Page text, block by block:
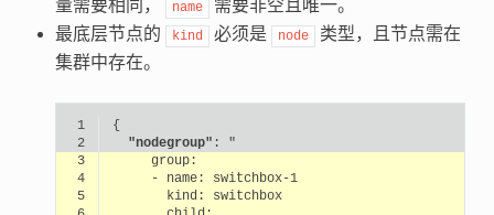
量需要相同，
name
需要非空且唯一。
最底层节点的
kind 必须是 node
类型，且节点需在
集群中存在。
1
{
2
"nodegroup" :
"
3
     group:
4
     - name: switchbox-1
5
       kind: switchbox